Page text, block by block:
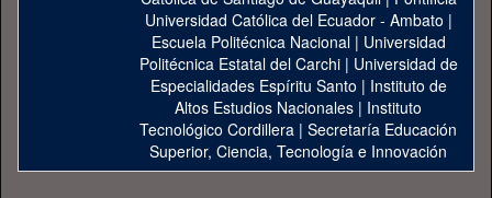
Universidad Católica del Ecuador - Ambato |
Escuela Politécnica Nacional| Universidad
Politécnica Estatal del Carchi| Universidad de
Especialidades Espíritu Santo | Instituto de
Altos Estudios Nacionales | Instituto
Tecnológico Cordillera | Secretaría Educación
Superior, Ciencia, Tecnología e Innovación